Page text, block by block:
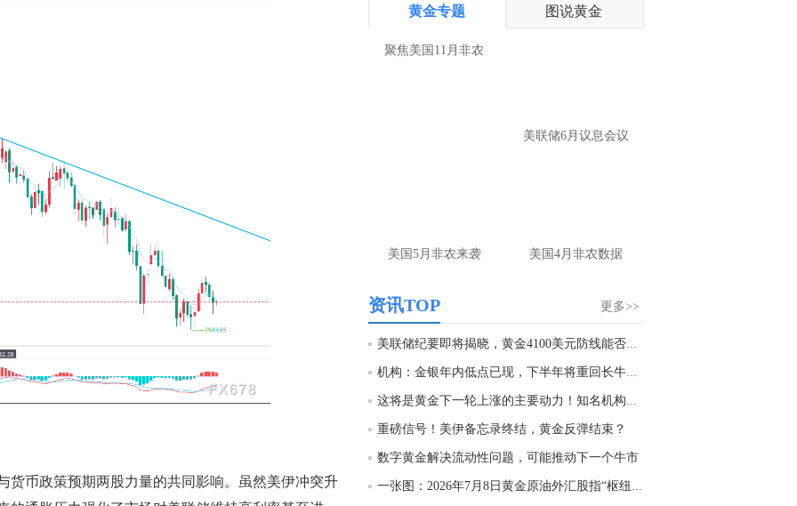
币政策预期两股力量的共同影响。虽然美伊冲突升
匿名网友-中金在线手机网：
谢谢老师
有任何问题均可以提出来交流的，早
间确实没有太大的波动
前布局，回踩4220-4225附近多，防守4205，
李财： 上方做空位置在79.5附近可以参与，多
黄金专题 图说黄金
聚焦美国11月非农
美联储6月议息会议
美国5月非农来袭 美国4月非农数据
更多>>
资讯TOP
美联储纪要即将揭晓，黄金4100美元防线能否扛住...
机构：金银年内低点已现，下半年将重回长牛逻辑
这将是黄金下一轮上涨的主要动力！知名机构料金...
重磅信号！美伊备忘录终结，黄金反弹结束？
数字黄金解决流动性问题，可能推动下一个牛市
一张图：2026年7月8日黄金原油外汇股指“枢纽点...